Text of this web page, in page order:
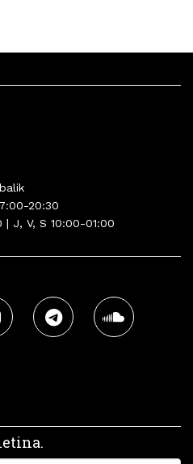
20:30
J, V, S 10:00-01:00